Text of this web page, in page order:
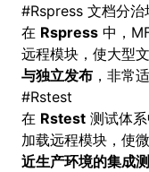
#Rspress 文档分治
在 Rspress 中，
远程模块，使大型
与独立发布 ，非常
#Rstest
在 Rstest 测试体
加载远程模块，使
近生产环境的集成